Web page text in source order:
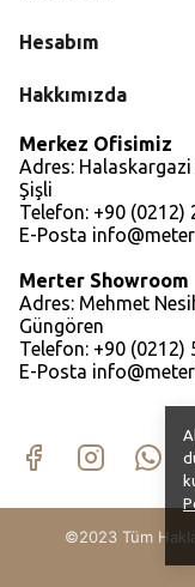
Hesabım
Hakkımızda
Merkez Ofisimiz
Adres: Halaskargazi
Şişli
Telefon: +90 (0212)
E-Posta
Merter Showroom
Adres: Mehmet
Güngören
Telefon: +90 (0212)
E-Posta
©2023 Tüm